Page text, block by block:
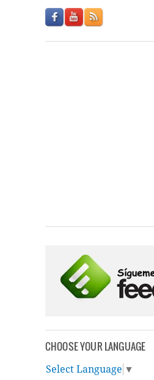
CHOOSE YOUR LANGUAGE
Select Language ▼